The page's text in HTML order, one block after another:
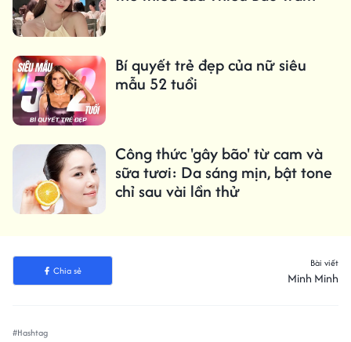
Bí quyết trẻ đẹp của nữ siêu
mẫu 52 tuổi
Công thức 'gây bão' từ cam và
sữa tươi: Da sáng mịn, bật tone
chỉ sau vài lần thử
Chia sẻ
Bài viết
Minh Minh
#Hashtag